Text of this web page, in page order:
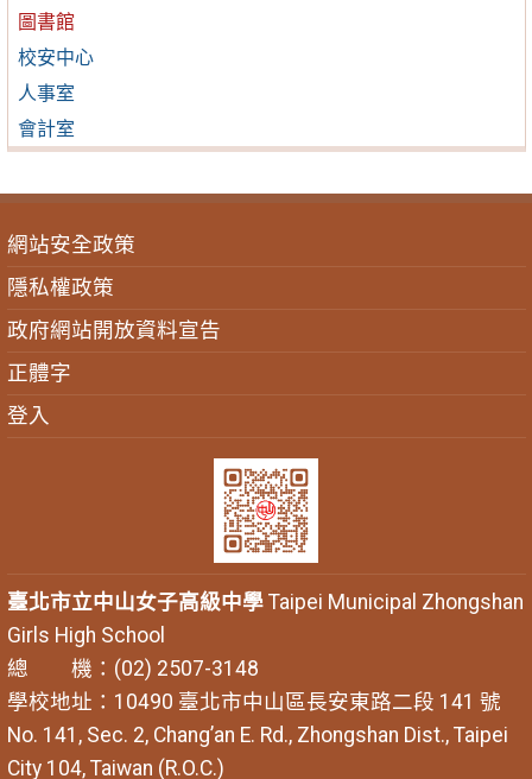
圖書館
校安中心
人事室
會計室
網站安全政策
隱私權政策
政府網站開放資料宣告
正體字
登入
臺北市立中山女子高級中學Taipei Municipal Zhongshan
Girls High School
總 機：(02) 2507-3148
學校地址：10490 臺北市中山區長安東路二段 141 號
No. 141, Sec. 2, Chang’an E. Rd., Zhongshan Dist., Taipei
City 104, Taiwan (R.O.C.)